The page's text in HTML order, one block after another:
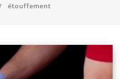
étouffement